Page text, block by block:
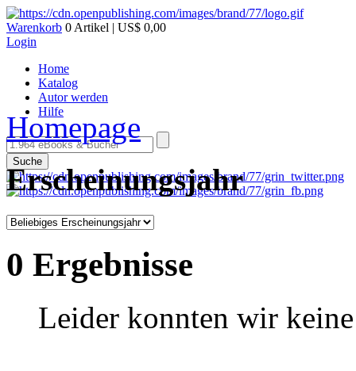
Warenkorb 0 Artikel | US$ 0,00
Login
Home
Katalog
Autor werden
Hilfe
Suche
Homepage
Erscheinungsjahr
0 Ergebnisse
Leider konnten wir